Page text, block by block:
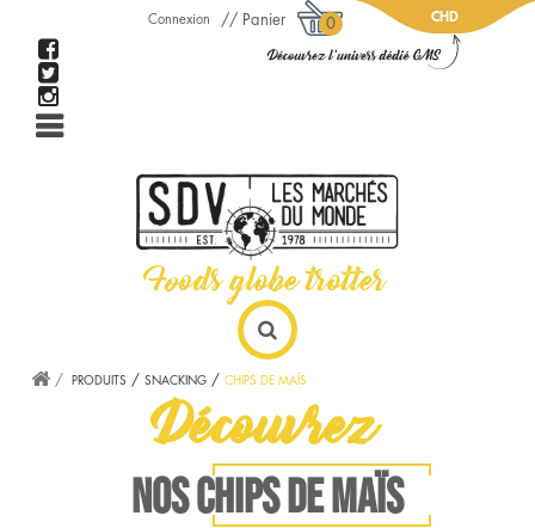
CHD
Panier 0
Connexion
PRODUITS SNACKING CHIPS DE MAÏS
Découvrez
NOS CHIPS DE MAÏS